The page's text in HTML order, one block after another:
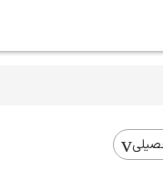
برای جستجوی جامع‌تر از